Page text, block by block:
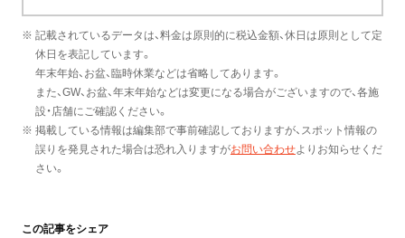
※ 記載されているデータは、料金は原則的に税込金額、休日は原則として定
休日を表記しています。
年末年始、お盆、臨時休業などは省略してあります。
また、GW、お盆、年末年始などは変更になる場合がございますので、各施
設・店舗にご確認ください。
※ 掲載している情報は編集部で事前確認しておりますが、スポット情報の
誤りを発見された場合は恐れ入りますがお問い合わせよりお知らせくだ
さい。
この記事をシェア